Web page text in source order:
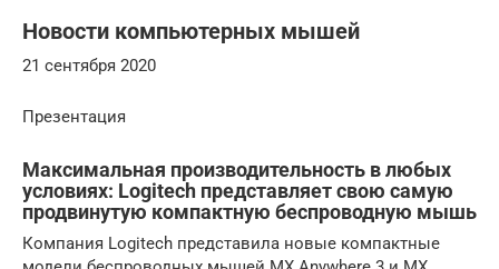
Новости компьютерных мышей
21 сентября 2020
Презентация
Максимальная производительность в любых
условиях: Logitech представляет свою самую
продвинутую компактную беспроводную мышь
Компания Logitech представила новые компактные